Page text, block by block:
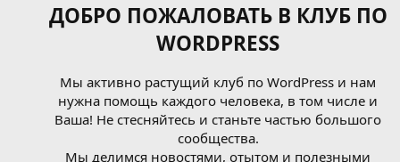
ДОБРО ПОЖАЛОВАТЬ В КЛУБ ПО
WORDPRESS
Мы активно растущий клуб по WordPress и нам
нужна помощь каждого человека, в том числе и
Ваша! Не стесняйтесь и станьте частью большого
сообщества.
Мы делимся новостями, отытом и полезными